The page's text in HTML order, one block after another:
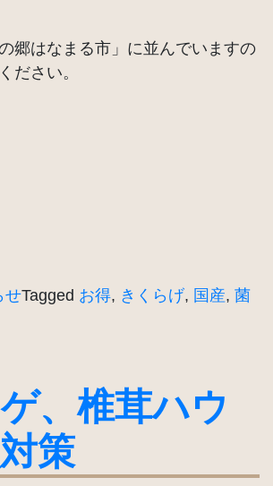
郷はなまる市」に並んでいますの
ださい。
せTagged お得, きくらげ, 国産, 菌
、椎茸ハウ
策